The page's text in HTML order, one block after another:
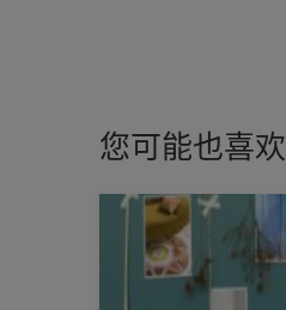
您可能也喜欢